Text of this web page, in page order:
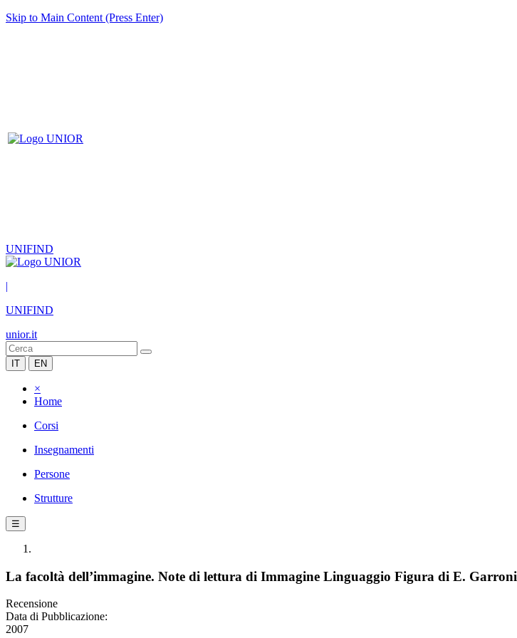
Skip to Main Content (Press Enter)
UNIFIND
|
UNIFIND
unior.it
IT EN
×
Home
Corsi
Insegnamenti
Persone
Strutture
☰
La facoltà dell’immagine. Note di lettura di Immagine Linguaggio Figura di E. Garroni
Recensione
Data di Pubblicazione:
2007